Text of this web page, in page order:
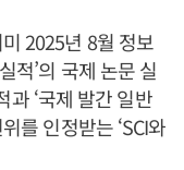
2025년 8월 정보
적’의 국제 논문 실
과 ‘국제 발간 일반
를 인정받는 ‘SCI와